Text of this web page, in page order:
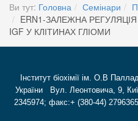
Ви тут: Головна Семінари
ERN1-ЗАЛЕЖНА
IGF У КЛІТИНАХ ГЛІОМИ
Інститут біохімії ім. О.В
України Вул. Леонтовича, 9,
2345974; факс:+ (380-44)